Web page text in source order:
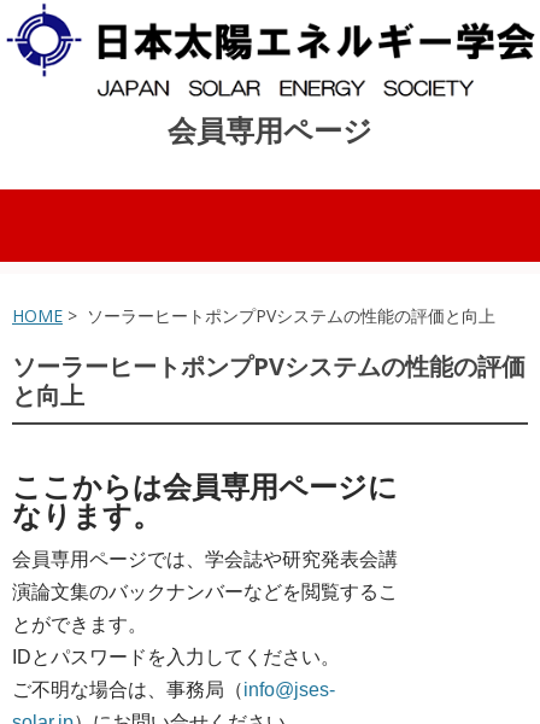
会員専用ページ
コンテンツへスキップ
HOME > ソーラーヒートポンプPVシステムの性能の評価と向上
ソーラーヒートポンプPVシステムの性能の評価
と向上
ここからは会員専用ページに
なります。
会員専用ページでは、学会誌や研究発表会講
演論文集のバックナンバーなどを閲覧するこ
とができます。
IDとパスワードを入力してください。
ご不明な場合は、事務局（info@jses-